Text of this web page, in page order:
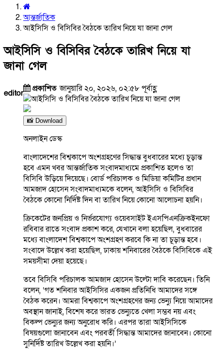
আন্তর্জাতিক
আইসিসি ও বিসিবির বৈঠকে তারিখ নিয়ে যা জানা গেল
আইসিসি ও বিসিবির বৈঠকে তারিখ নিয়ে যা
জানা গেল
editor প্রকাশিতজানুয়ারি ২০, ২০২৬, ০২:৫৮ পূর্বাহ্ণ
📸 Download
অনলাইন ডেস্ক
বাংলাদেশের বিশ্বকাপে অংশগ্রহণের সিদ্ধান্ত বুধবারের মধ্যে চূড়ান্ত
হবে এমন খবর আন্তর্জাতিক সংবাদমাধ্যমে প্রকাশিত হলেও তা
বিসিবি উড়িয়ে দিয়েছে। বোর্ড পরিচালক ও মিডিয়া কমিটির প্রধান
আমজাদ হোসেন সংবাদমাধ্যমকে বলেন, আইসিসি ও বিসিবির
বৈঠকে কোনো নির্দিষ্ট দিন বা তারিখ নিয়ে কোনো আলোচনা হয়নি।
ক্রিকেটের জনপ্রিয় ও নির্ভরযোগ্য ওয়েবসাইট ইএসপিএনক্রিকইনফো
রবিবার রাতে সংবাদ প্রকাশ করে, যেখানে বলা হয়েছিল, বুধবারের
মধ্যে বাংলাদেশ বিশ্বকাপে অংশগ্রহণ করবে কি না তা চূড়ান্ত হবে।
সংবাদে উল্লেখ করা হয়েছিল, ঢাকায় শনিবারের বৈঠকে বিসিবিকে এই
সময়সীমা দেয়া হয়েছে।
তবে বিসিবি পরিচালক আমজাদ হোসেন উল্টো দাবি করেছেন। তিনি
বলেন, ‘গত শনিবার আইসিসির একজন প্রতিনিধি আমাদের সঙ্গে
বৈঠক করেন। আমরা বিশ্বকাপে অংশগ্রহণের জন্য ভেন্যু নিয়ে আমাদের
অবস্থান জানাই, বিশেষ করে ভারত ভেন্যুতে খেলা সম্ভব নয় এবং
বিকল্প ভেন্যুর জন্য অনুরোধ করি। এরপর তারা আইসিসিকে
বিষয়গুলো জানাবেন এবং পরবর্তী সিদ্ধান্ত আমাদের জানাবেন। কোনো
সুনির্দিষ্ট তারিখ উল্লেখ করা হয়নি।’